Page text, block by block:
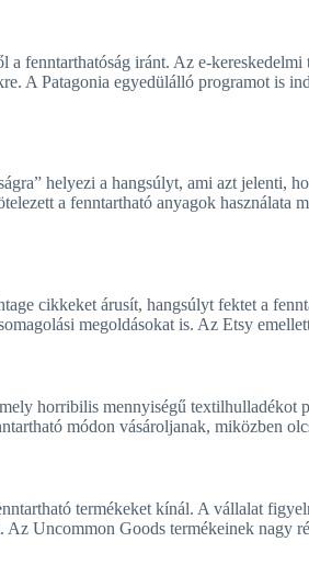
fenntarthatóság iránt. Az e-
A Patagonia egyedülálló programot is
helyezi a hangsúlyt, ami azt jelenti,
a fenntartható anyagok használata
cikkeket árusít, hangsúlyt fektet a
megoldásokat is. Az Etsy
horribilis mennyiségű textilhulladékot
módon vásároljanak, miközben
termékeket kínál. A vállalat
Uncommon Goods termékeinek nagy